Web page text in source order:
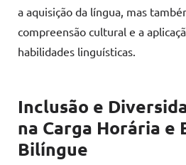
a aquisição da língua, mas
compreensão cultural e a
habilidades linguísticas.
Inclusão e
na Carga Horária e
Bilíngue